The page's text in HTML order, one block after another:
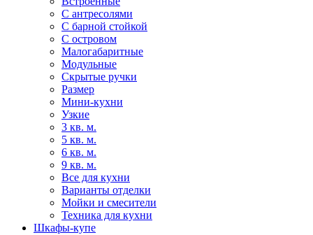
С антресолями
С барной стойкой
С островом
Малогабаритные
Модульные
Скрытые ручки
Размер
Мини-кухни
Узкие
3 кв. м.
5 кв. м.
6 кв. м.
9 кв. м.
Все для кухни
Варианты отделки
Мойки и смесители
Техника для кухни
Шкафы-купе